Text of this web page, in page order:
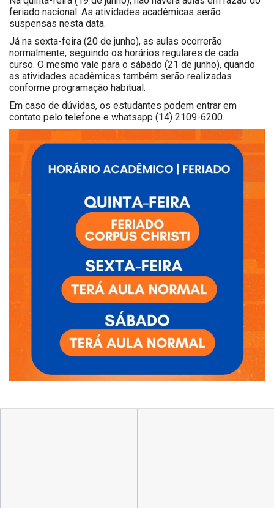
feriado nacional. As atividades acadêmicas serão
suspensas nesta data.
Já na sexta-feira (20 de junho), as aulas ocorrerão
normalmente, seguindo os horários regulares de cada
curso. O mesmo vale para o sábado (21 de junho), quando
as atividades acadêmicas também serão realizadas
conforme programação habitual.
Em caso de dúvidas, os estudantes podem entrar em
contato pelo telefone e whatsapp (14) 2109-6200.